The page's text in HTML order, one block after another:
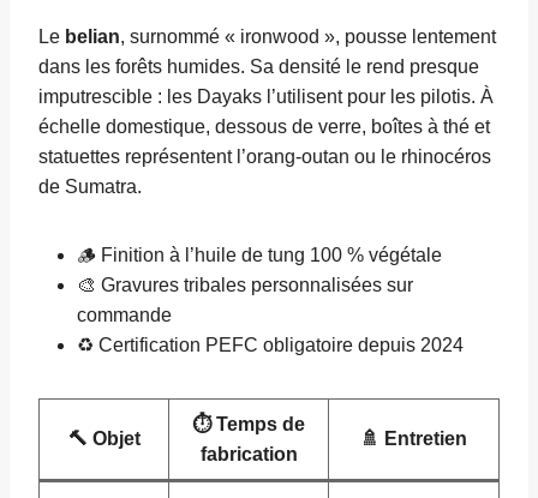
Le belian, surnommé « ironwood », pousse lentement
dans les forêts humides. Sa densité le rend presque
imputrescible : les Dayaks l’utilisent pour les pilotis. À
échelle domestique, dessous de verre, boîtes à thé et
statuettes représentent l’orang-outan ou le rhinocéros
de Sumatra.
🪵 Finition à l’huile de tung 100 % végétale
🎨 Gravures tribales personnalisées sur
commande
♻️ Certification PEFC obligatoire depuis 2024
🔨 Objet
⏱️ Temps de
fabrication
🚿 Entretien